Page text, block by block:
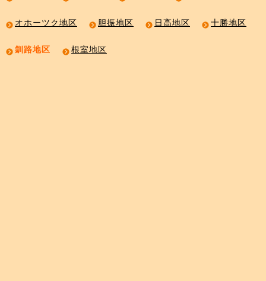
オホーツク地区 胆振地区 日高地区 十勝地区
釧路地区 根室地区